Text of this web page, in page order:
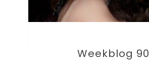
Weekblog 90